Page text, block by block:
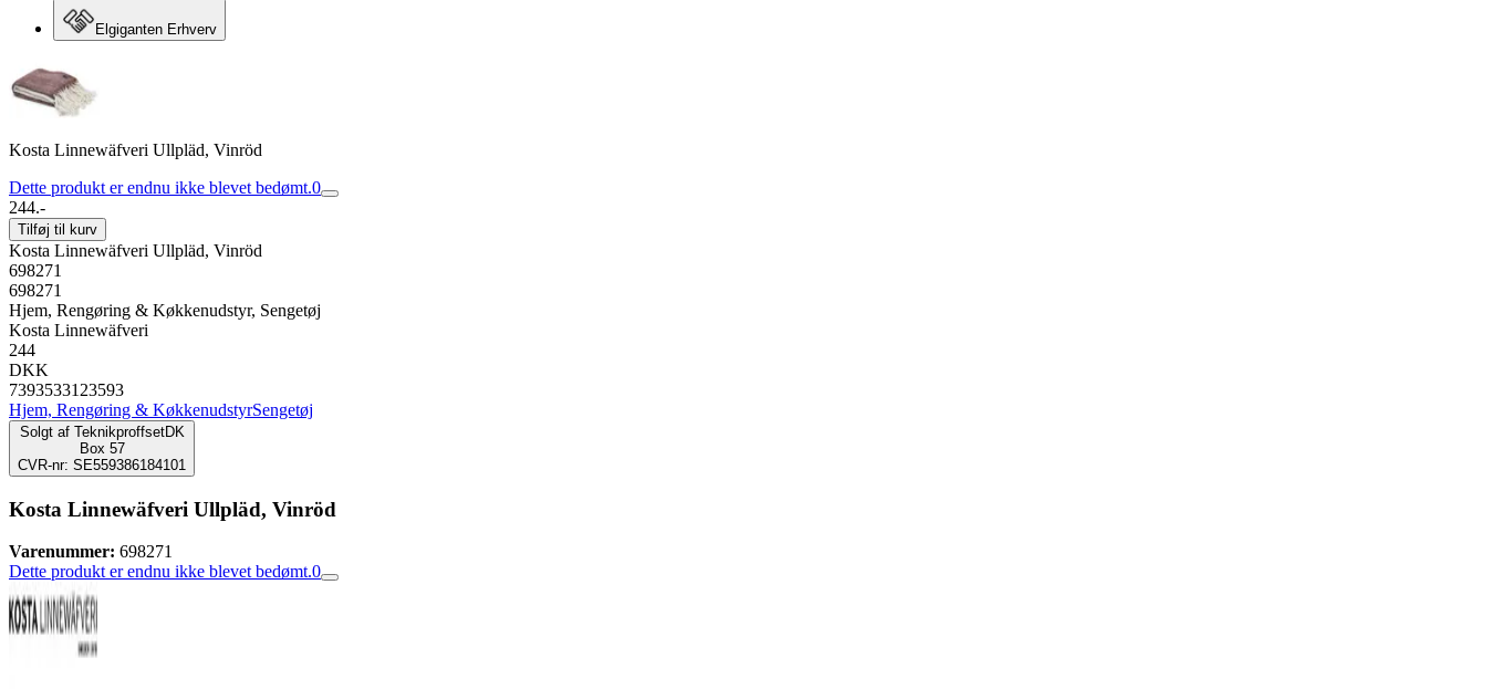
Elgiganten Erhverv
Kosta Linnewäfveri Ullpläd, Vinröd
Dette produkt er endnu ikke blevet bedømt.0
244.-
Tilføj til kurv
Kosta Linnewäfveri Ullpläd, Vinröd
698271
698271
Hjem, Rengøring & Køkkenudstyr, Sengetøj
Kosta Linnewäfveri
244
DKK
7393533123593
Hjem, Rengøring & KøkkenudstyrSengetøj
Solgt af TeknikproffsetDK
Box 57
CVR-nr: SE559386184101
Kosta Linnewäfveri Ullpläd, Vinröd
Varenummer: 698271
Dette produkt er endnu ikke blevet bedømt.0